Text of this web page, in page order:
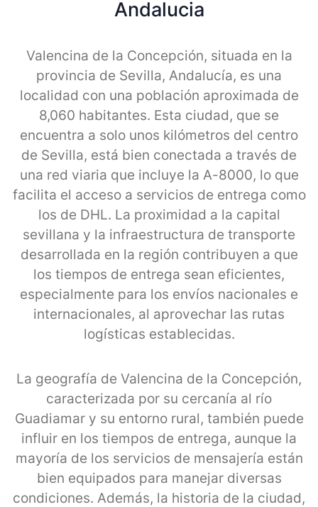
Andalucia
Valencina de la Concepción, situada en la
provincia de Sevilla, Andalucía, es una
localidad con una población aproximada de
8,060 habitantes. Esta ciudad, que se
encuentra a solo unos kilómetros del centro
de Sevilla, está bien conectada a través de
una red viaria que incluye la A-8000, lo que
facilita el acceso a servicios de entrega como
los de DHL. La proximidad a la capital
sevillana y la infraestructura de transporte
desarrollada en la región contribuyen a que
los tiempos de entrega sean eficientes,
especialmente para los envíos nacionales e
internacionales, al aprovechar las rutas
logísticas establecidas.
La geografía de Valencina de la Concepción,
caracterizada por su cercanía al río
Guadiamar y su entorno rural, también puede
influir en los tiempos de entrega, aunque la
mayoría de los servicios de mensajería están
bien equipados para manejar diversas
condiciones. Además, la historia de la ciudad,